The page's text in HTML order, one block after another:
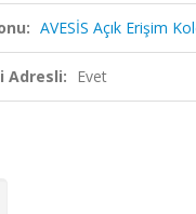
AVESİS Açık Erişim
Adresli: Evet